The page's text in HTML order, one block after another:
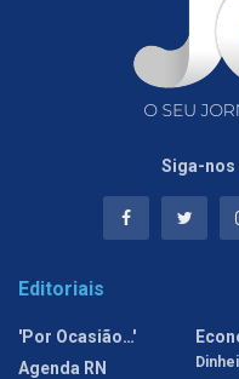
Siga-nos
Editoriais
'Por Ocasião…'
Agenda RN